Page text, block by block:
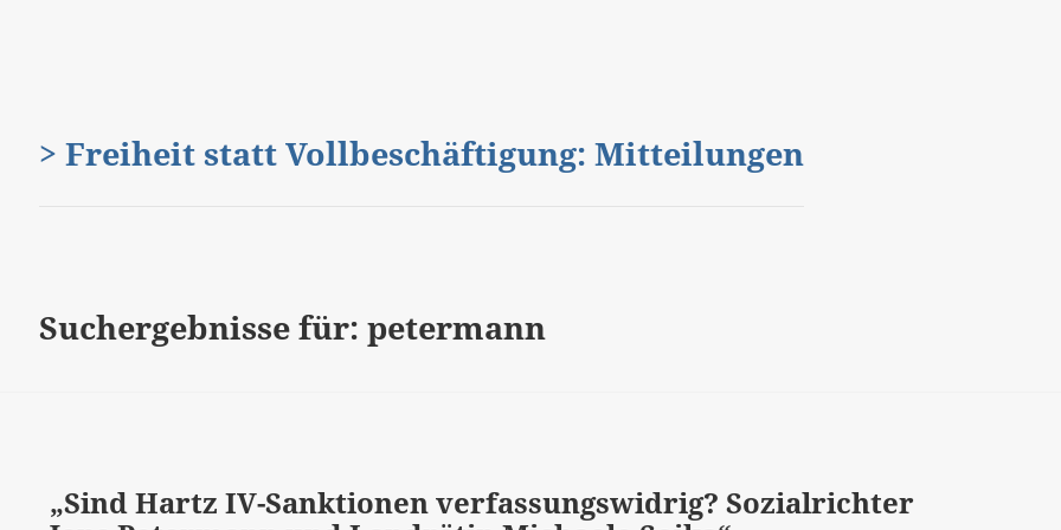
> Freiheit statt Vollbeschäftigung: Mitteilungen
Suchergebnisse für: petermann
„Sind Hartz IV-Sanktionen verfassungswidrig? Sozialrichter